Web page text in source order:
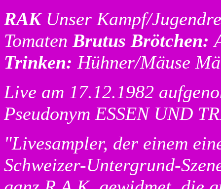
RAK Unser Kampf/
Tomaten Brutus Brötchen:
Trinken: Hühner/Mäuse
Live am 17.12.1982
Pseudonym ESSEN UND
"Livesampler, der einem
Schweizer-Untergrund-